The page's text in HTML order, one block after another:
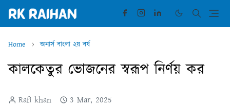
Home অনার্স বাংলা ২য় বর্ষ
কালকেতুর ভোজনের স্বরূপ নির্ণয় কর
Rafi khan 3 Mar, 2025